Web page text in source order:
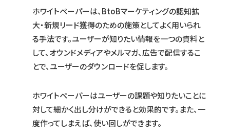
ホワイトペーパーは、BtoBマーケティングの認知拡
大・新規リード獲得のための施策としてよく用いられ
る手法です。ユーザーが知りたい情報を一つの資料と
して、オウンドメディアやメルマガ、広告で配信するこ
とで、ユーザーのダウンロードを促します。
ホワイトペーパーはユーザーの課題や知りたいことに
対して細かく出し分けができると効果的です。また、一
度作ってしまえば、使い回しができます。